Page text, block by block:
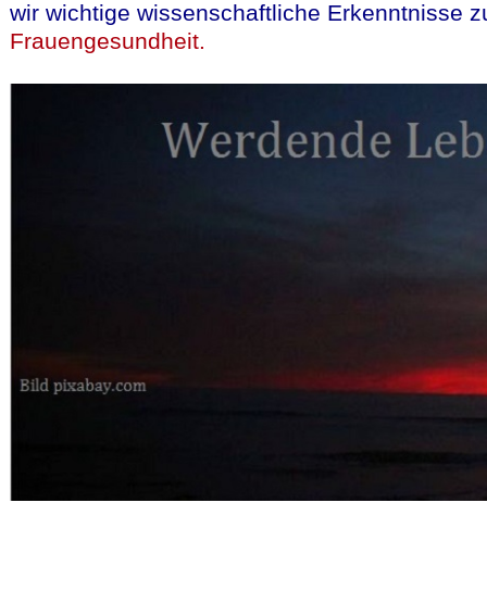
wir wichtige wissenschaftliche Erkenntnisse
Frauengesundheit.